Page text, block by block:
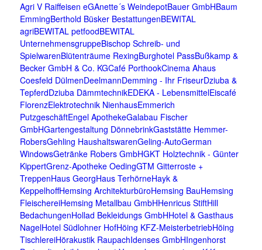
Agri V Raiffeisen eGAnette´s WeindepotBauer GmbHBaum
EmmingBerthold Büsker BestattungenBEWITAL
agriBEWITAL petfoodBEWITAL
UnternehmensgruppeBischop Schreib- und
SpielwarenBlütenträume RexingBurghotel PassBußkamp &
Becker GmbH & Co. KGCafé PorthookCinema Ahaus
Coesfeld DülmenDeelmannDemming - Ihr FriseurDziuba &
TepferdDziuba DämmtechnikEDEKA - LebensmittelEiscafé
FlorenzElektrotechnik NienhausEmmerich
PutzgeschäftEngel ApothekeGalabau Fischer
GmbHGartengestaltung DönnebrinkGaststätte Hemmer-
RobersGehling HaushaltswarenGeling-AutoGerman
WindowsGetränke Robers GmbHGKT Holztechnik - Günter
KippertGrenz-Apotheke OedingGTM Gitterroste +
TreppenHaus GeorgHaus TerhörneHayk &
KeppelhoffHemsing ArchitekturbüroHemsing BauHemsing
FleischereiHemsing Metallbau GmbHHenricus StiftHill
BedachungenHollad Bekleidungs GmbHHotel & Gasthaus
NagelHotel Südlohner HofHöing KFZ-MeisterbetriebHöing
TischlereiHörakustik RaupachIdenses GmbHIngenhorst